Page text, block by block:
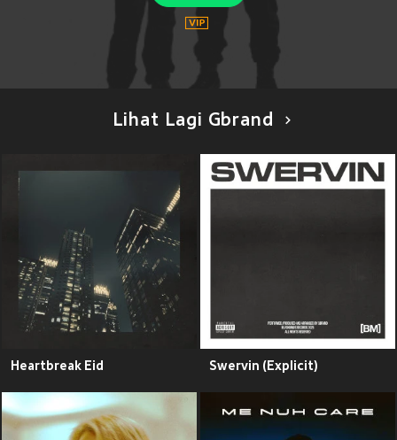
Lihat Lagi Gbrand
Heartbreak Eid Swervin (Explicit)